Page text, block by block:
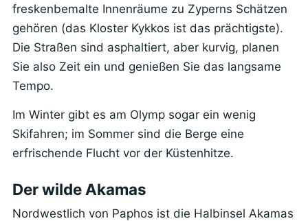
freskenbemalte Innenräume zu Zyperns Schätzen
gehören (das Kloster Kykkos ist das prächtigste).
Die Straßen sind asphaltiert, aber kurvig, planen
Sie also Zeit ein und genießen Sie das langsame
Tempo.
Im Winter gibt es am Olymp sogar ein wenig
Skifahren; im Sommer sind die Berge eine
erfrischende Flucht vor der Küstenhitze.
Der wilde Akamas
Nordwestlich von Paphos ist die Halbinsel Akamas